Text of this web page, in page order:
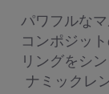
パワフルな
コンポジッ
リングをシ
ナミックレ